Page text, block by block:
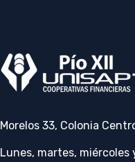
Morelos 33, Colonia
Lunes, martes, miércoles